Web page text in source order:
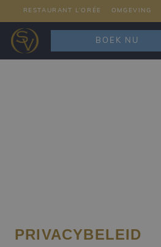
RESTAURANT L’ORÉE OMGEVING
BOEK NU
PRIVACYBELEID